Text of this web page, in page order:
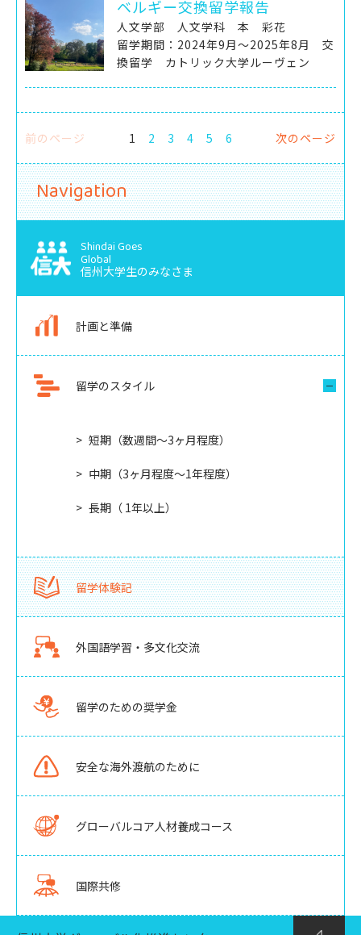
ベルギー交換留学報告
人文学部 人文学科 本 彩花
留学期間：2024年9月～2025年8月 交
換留学 カトリック大学ルーヴェン
前のページ 1 2 3 4 5 6 次のページ
Navigation
Shindai Goes
Global
信州大学生のみなさま
計画と準備
留学のスタイル
短期（数週間〜3ヶ月程度）
中期（3ヶ月程度〜1年程度）
長期（ 1年以上）
留学体験記
外国語学習・多文化交流
留学のための奨学金
安全な海外渡航のために
グローバルコア人材養成コース
国際共修